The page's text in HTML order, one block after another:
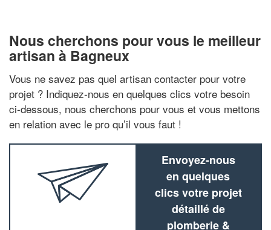
Nous cherchons pour vous le meilleur
artisan à Bagneux
Vous ne savez pas quel artisan contacter pour votre
projet ? Indiquez-nous en quelques clics votre besoin
ci-dessous, nous cherchons pour vous et vous mettons
en relation avec le pro qu’il vous faut !
Envoyez-nous
en quelques
clics votre projet
détaillé de
plomberie &